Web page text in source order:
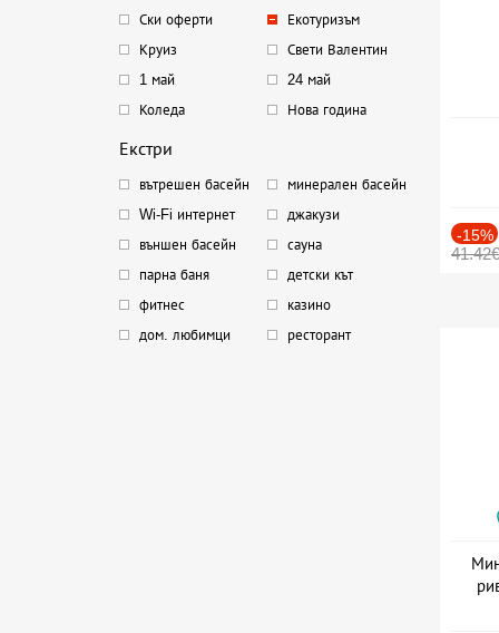
Ски оферти
Екотуризъм
Круиз
Свети Валентин
1 май
24 май
Коледа
Нова година
Екстри
вътрешен басейн
минерален басейн
Wi-Fi интернет
джакузи
външен басейн
сауна
парна баня
детски кът
фитнес
казино
дом. любимци
ресторант
-15%
41.42€